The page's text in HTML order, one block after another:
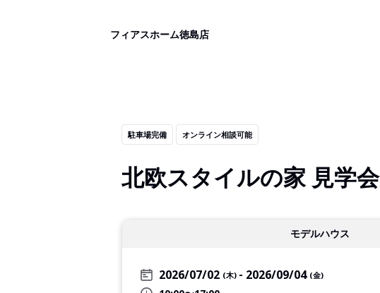
フィアスホーム徳島店
駐車場完備 オンライン相談可能
北欧スタイルの家 見学会
モデルハウス
2026/07/02 (木) 2026/09/04 (金)